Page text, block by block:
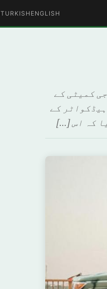
ENGLISH
TURKISH
کمیٹی کے
کے
کہ اس […]